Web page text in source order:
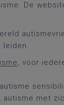
De
leiden.
, voor
autisme met